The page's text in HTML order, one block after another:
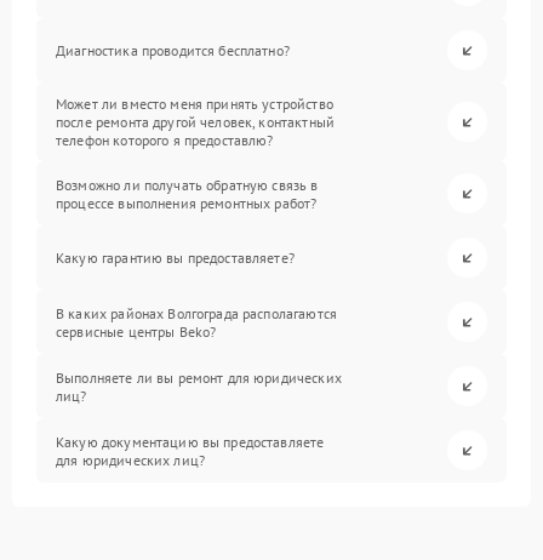
Диагностика проводится бесплатно?
Может ли вместо меня принять устройство
после ремонта другой человек, контактный
телефон которого я предоставлю?
Возможно ли получать обратную связь в
процессе выполнения ремонтных работ?
Какую гарантию вы предоставляете?
В каких районах Волгограда располагаются
сервисные центры Beko?
Выполняете ли вы ремонт для юридических
лиц?
Какую документацию вы предоставляете
для юридических лиц?